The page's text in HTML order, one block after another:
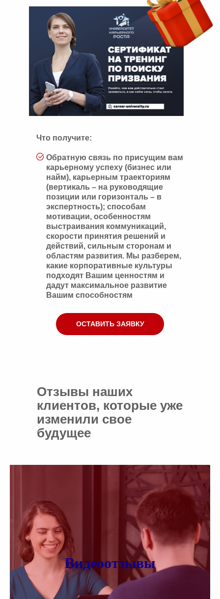
Что получите:
Обратную связь по присущим вам
карьерному успеху (бизнес или
найм), карьерным траекториям
(вертикаль – на руководящие
позиции или горизонталь – в
экспертность); способам
мотивации, особенностям
выстраивания коммуникаций,
скорости принятия решений и
действий, сильным сторонам и
областям развития. Мы разберем,
какие корпоративные культуры
подходят Вашим ценностям и
дадут максимальное развитие
Вашим способностям
ОСТАВИТЬ ЗАЯВКУ
Отзывы наших
клиентов, которые уже
изменили свое
будущее
Видеоотзывы